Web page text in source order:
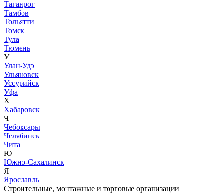
Таганрог
Тамбов
Тольятти
Томск
Тула
Тюмень
У
Улан-Удэ
Ульяновск
Уссурийск
Уфа
Х
Хабаровск
Ч
Чебоксары
Челябинск
Чита
Ю
Южно-Сахалинск
Я
Ярославль
Строительные, монтажные и торговые организации